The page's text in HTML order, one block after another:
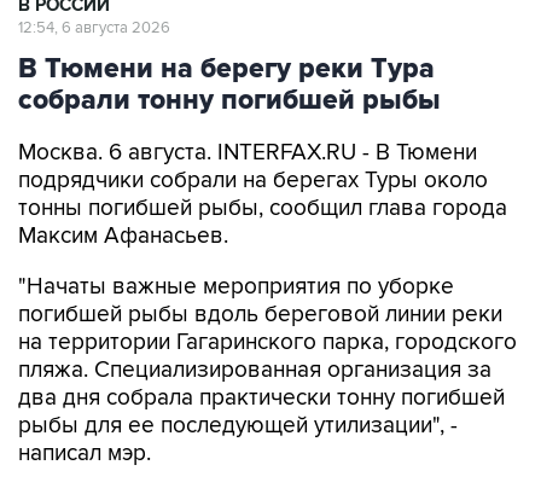
В Тюмени на берегу реки Тура
собрали тонну погибшей рыбы
Москва. 6 августа. INTERFAX.RU - В Тюмени
тонны погибшей рыбы, сообщил глава города
Максим Афанасьев.
"Начаты важные мероприятия по уборке
на территории Гагаринского парка, городского
пляжа. Специализированная организация за
два дня собрала практически тонну погибшей
рыбы для ее последующей утилизации", -
написал мэр.
Ранее губернатор Александр Моор объявил об